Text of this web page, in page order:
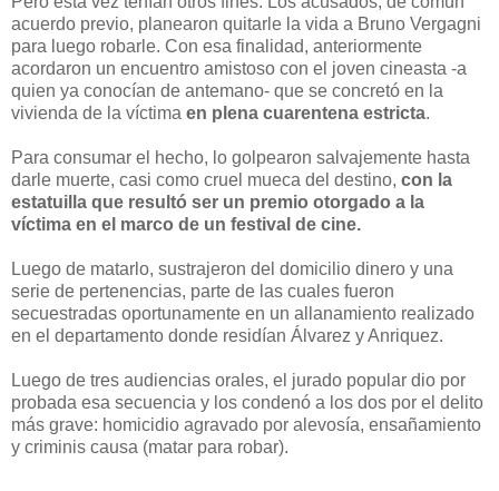
acuerdo previo, planearon quitarle la vida a Bruno Vergagni
para luego robarle. Con esa finalidad, anteriormente
acordaron un encuentro amistoso con el joven cineasta -a
quien ya conocían de antemano- que se concretó en la
vivienda de la víctima en plena cuarentena estricta.
Para consumar el hecho, lo golpearon salvajemente hasta
darle muerte, casi como cruel mueca del destino, con la
estatuilla que resultó ser un premio otorgado a la
víctima en el marco de un festival de cine.
Luego de matarlo, sustrajeron del domicilio dinero y una
serie de pertenencias, parte de las cuales fueron
secuestradas oportunamente en un allanamiento realizado
en el departamento donde residían Álvarez y Anriquez.
Luego de tres audiencias orales, el jurado popular dio por
probada esa secuencia y los condenó a los dos por el delito
más grave: homicidio agravado por alevosía, ensañamiento
y criminis causa (matar para robar).